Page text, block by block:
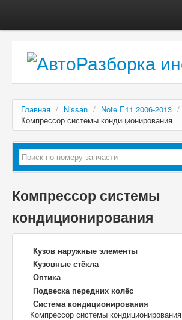
Автосервис
Как купить
Главная / Nissan / Note E11 2006-2013 /
Компрессор системы кондиционирования
Компрессор системы
кондиционирования
Кузов наружные элементы
Кузовные стёкла
Оптика
Подвеска передних колёс
Система кондиционирования
Компрессор системы кондиционирования